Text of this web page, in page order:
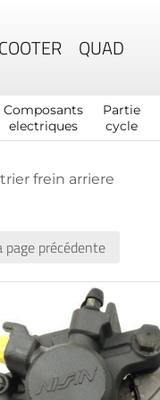
QUAD
Composants
electriques
Partie
cycle
frein arriere
page précédente